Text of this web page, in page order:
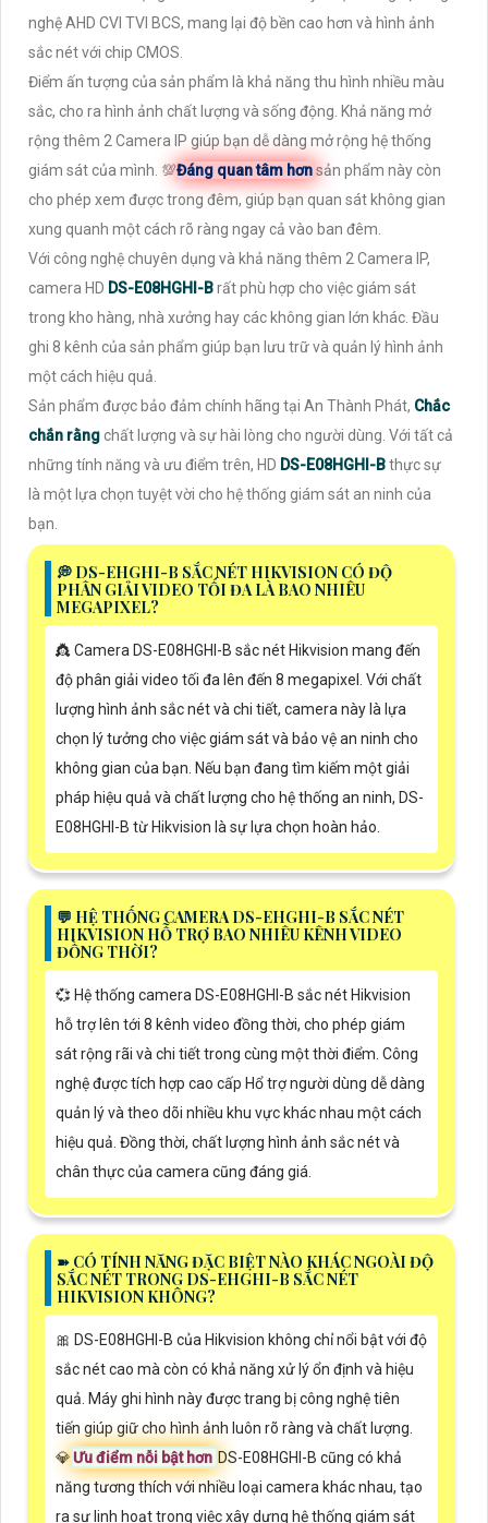
nghệ AHD CVI TVI BCS, mang lại độ bền cao hơn và hình ảnh
sắc nét với chip CMOS.
Điểm ấn tượng của sản phẩm là khả năng thu hình nhiều màu
sắc, cho ra hình ảnh chất lượng và sống động. Khả năng mở
rộng thêm 2 Camera IP giúp bạn dễ dàng mở rộng hệ thống
giám sát của mình. 💯Đáng quan tâm hơnsản phẩm này còn
cho phép xem được trong đêm, giúp bạn quan sát không gian
xung quanh một cách rõ ràng ngay cả vào ban đêm.
Với công nghệ chuyên dụng và khả năng thêm 2 Camera IP,
camera HD DS-E08HGHI-Brất phù hợp cho việc giám sát
trong kho hàng, nhà xưởng hay các không gian lớn khác. Đầu
ghi 8 kênh của sản phẩm giúp bạn lưu trữ và quản lý hình ảnh
một cách hiệu quả.
Sản phẩm được bảo đảm chính hãng tại An Thành Phát, Chắc
chắn rằngchất lượng và sự hài lòng cho người dùng. Với tất cả
những tính năng và ưu điểm trên, HD DS-E08HGHI-Bthực sự
là một lựa chọn tuyệt vời cho hệ thống giám sát an ninh của
bạn.
️💭 DS-EHGHI-B SẮC NÉT HIKVISION CÓ ĐỘ
PHÂN GIẢI VIDEO TỐI ĐA LÀ BAO NHIÊU
MEGAPIXEL?
👸 Camera DS-E08HGHI-B sắc nét Hikvision mang đến
độ phân giải video tối đa lên đến 8 megapixel. Với chất
lượng hình ảnh sắc nét và chi tiết, camera này là lựa
chọn lý tưởng cho việc giám sát và bảo vệ an ninh cho
không gian của bạn. Nếu bạn đang tìm kiếm một giải
pháp hiệu quả và chất lượng cho hệ thống an ninh, DS-
E08HGHI-B từ Hikvision là sự lựa chọn hoàn hảo.
️💬 HỆ THỐNG CAMERA DS-EHGHI-B SẮC NÉT
HIKVISION HỖ TRỢ BAO NHIÊU KÊNH VIDEO
ĐỒNG THỜI?
💞 Hệ thống camera DS-E08HGHI-B sắc nét Hikvision
hỗ trợ lên tới 8 kênh video đồng thời, cho phép giám
sát rộng rãi và chi tiết trong cùng một thời điểm. Công
nghệ được tích hợp cao cấp Hổ trợ người dùng dễ dàng
quản lý và theo dõi nhiều khu vực khác nhau một cách
hiệu quả. Đồng thời, chất lượng hình ảnh sắc nét và
chân thực của camera cũng đáng giá.
➽ CÓ TÍNH NĂNG ĐẶC BIỆT NÀO KHÁC NGOÀI ĐỘ
SẮC NÉT TRONG DS-EHGHI-B SẮC NÉT
HIKVISION KHÔNG?
🎀 DS-E08HGHI-B của Hikvision không chỉ nổi bật với độ
sắc nét cao mà còn có khả năng xử lý ổn định và hiệu
quả. Máy ghi hình này được trang bị công nghệ tiên
tiến giúp giữ cho hình ảnh luôn rõ ràng và chất lượng.
💎Ưu điểm nỗi bật hơn DS-E08HGHI-B cũng có khả
năng tương thích với nhiều loại camera khác nhau, tạo
ra sự linh hoạt trong việc xây dựng hệ thống giám sát